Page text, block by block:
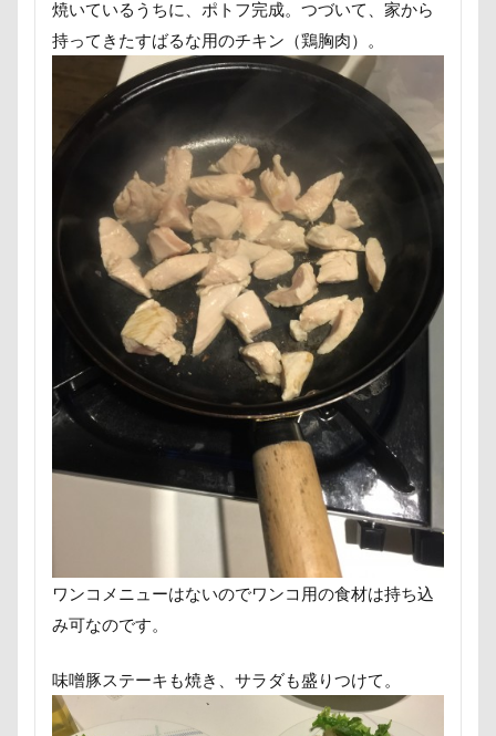
焼いているうちに、ポトフ完成。つづいて、家から
持ってきたすばるな用のチキン（鶏胸肉）。
ワンコメニューはないのでワンコ用の食材は持ち込
み可なのです。
味噌豚ステーキも焼き、サラダも盛りつけて。
AirBuggy for Dog
Air Balloon（エアバルーン）
4コマ漫画
365カレンダー
24-70f2.8
1位
Cafe Marcus
DOG DEPT
DOGRUN+CAFE FETCH!
Doggy Box
DOGdog展
DOGDEPT
DogCat Cafe＆Shop パウ
DOG DEPT GARDEN 軽井沢
DOG DEPT GARDEN HOTEL軽井沢
DELL
CAFE SORA
DEC D750
COROCO
COOLxCOOLplus
Compet milimili
College Logo Parka
Cocoちゃん
Cocoくん
PET-IDタグ
くりりんちゃん
うぶちゃん
おもてなし
おもちゃ
おすしちゃん
おしゃべりペット
おしか御番所公園
おかみさん
え～っと？
うちの子記念日
うしすけ
うさぎちゃん
いろりくん
いびき
いぬのきもち
いぬPHOTOフェスタ